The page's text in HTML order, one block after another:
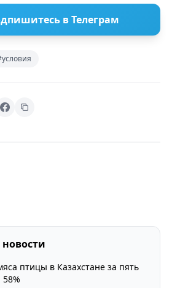
в Телеграм
птицы в Казахстане за пять